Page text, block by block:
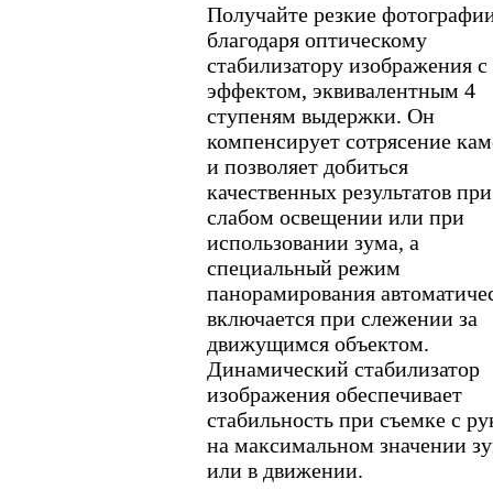
Получайте резкие
благодаря оптическому
стабилизатору изображения с
эффектом, эквивалентным 4
ступеням выдержки. Он
компенсирует сотрясение
и позволяет добиться
качественных результатов при
слабом освещении или при
использовании зума, а
специальный режим
панорамирования
включается при слежении за
движущимся объектом.
Динамический стабилизатор
изображения обеспечивает
стабильность при съемке с
на максимальном значении
или в движении.